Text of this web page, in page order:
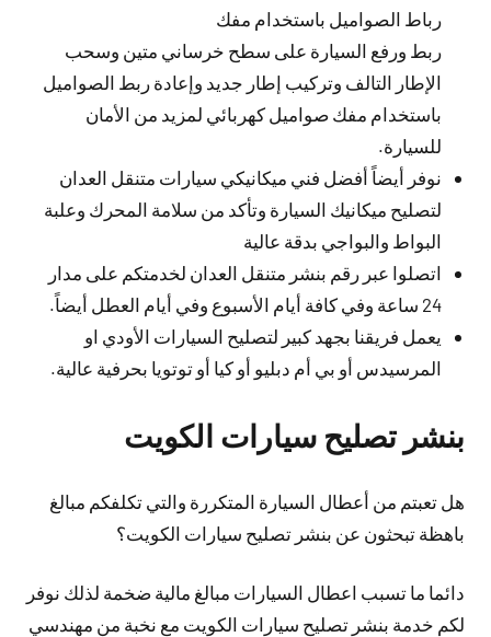
رباط الصواميل باستخدام مفك
ربط ورفع السيارة على سطح خرساني متين وسحب
الإطار التالف وتركيب إطار جديد وإعادة ربط الصواميل
باستخدام مفك صواميل كهربائي لمزيد من الأمان
للسيارة.
نوفر أيضاً أفضل فني ميكانيكي سيارات متنقل العدان
لتصليح ميكانيك السيارة وتأكد من سلامة المحرك وعلبة
البواط والبواجي بدقة عالية
اتصلوا عبر رقم بنشر متنقل العدان لخدمتكم على مدار
24 ساعة وفي كافة أيام الأسبوع وفي أيام العطل أيضاً.
يعمل فريقنا بجهد كبير لتصليح السيارات الأودي او
المرسيدس أو بي أم دبليو أو كيا أو توتويا بحرفية عالية.
بنشر تصليح سيارات الكويت
هل تعبتم من أعطال السيارة المتكررة والتي تكلفكم مبالغ
باهظة تبحثون عن بنشر تصليح سيارات الكويت؟
دائما ما تسبب اعطال السيارات مبالغ مالية ضخمة لذلك نوفر
لكم خدمة بنشر تصليح سيارات الكويت مع نخبة من مهندسي